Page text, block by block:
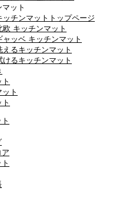
ット
ッチンマットトップページ
欧 キッチンマット
ャッベ キッチンマット
えるキッチンマット
けるキッチンマット
ット